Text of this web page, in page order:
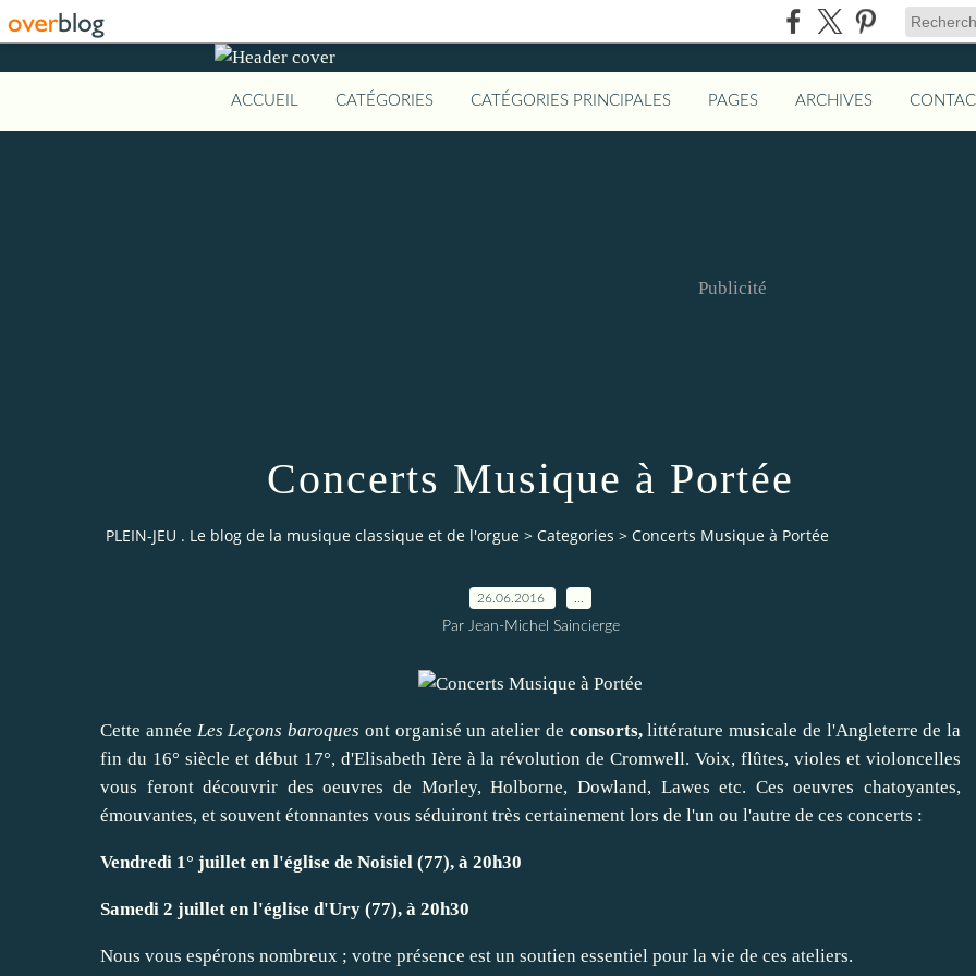
ACCUEIL CATÉGORIES CATÉGORIES PRINCIPALES PAGES ARCHIVES
Publicité
Concerts Musique à Portée
PLEIN-JEU . Le blog de la musique classique et de l'orgue > Categories > Concerts Musique à Portée
26.06.2016
Par Jean-Michel Saincierge
Cette année Les Leçons baroques ont organisé un atelier de consorts,littérature musicale de l'Angleterre de la
fin du 16° siècle et début 17°, d'Elisabeth Ière à la révolution de Cromwell. Voix, flûtes, violes et violoncelles
vous feront découvrir des oeuvres de Morley, Holborne, Dowland, Lawes etc. Ces oeuvres chatoyantes,
émouvantes, et souvent étonnantes vous séduiront très certainement lors de l'un ou l'autre de ces concerts :
Vendredi 1° juillet en l'église de Noisiel (77), à 20h30
Samedi 2 juillet en l'église d'Ury (77), à 20h30
Nous vous espérons nombreux ; votre présence est un soutien essentiel pour la vie de ces ateliers.